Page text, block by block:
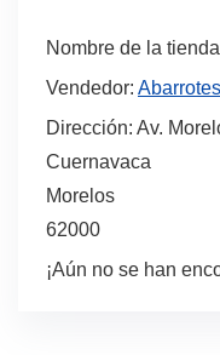
Nombre de la
Vendedor:
Dirección: Av.
Cuernavaca
Morelos
62000
¡Aún no se han